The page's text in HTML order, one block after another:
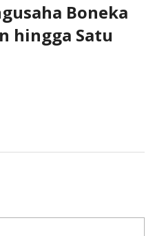
Boneka
hingga Satu